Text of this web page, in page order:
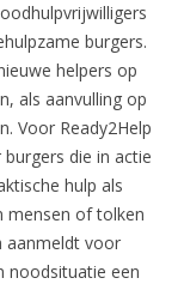
burgers.
helpers op
als aanvulling op
Voor Ready2Help
die in actie
hulp als
mensen of tolken
aanmeldt voor
noodsituatie een